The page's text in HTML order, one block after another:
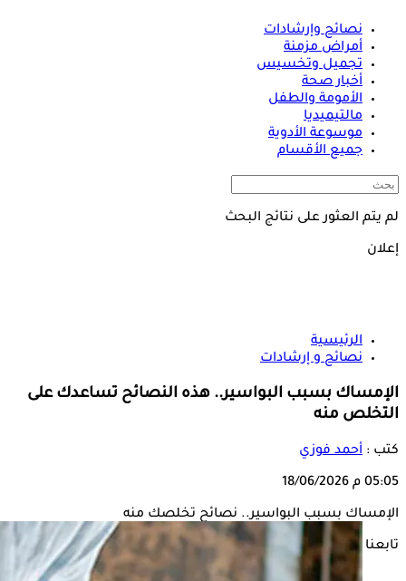
نصائح وإرشادات
أمراض مزمنة
تجميل وتخسيس
أخبار صحة
الأمومة والطفل
مالتيميديا
موسوعة الأدوية
جميع الأقسام
لم يتم العثور على نتائج البحث
إعلان
الرئيسية
نصائح و إرشادات
الإمساك بسبب البواسير.. هذه النصائح تساعدك على
التخلص منه
كتب : أحمد فوزي
05:05 م 18/06/2026
الإمساك بسبب البواسير.. نصائح تخلصك منه
تابعنا على